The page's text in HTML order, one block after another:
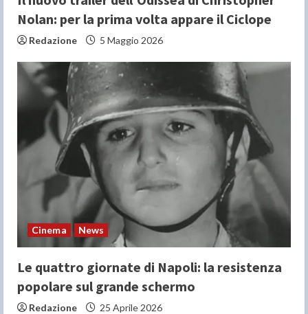
Nolan: per la prima volta appare il Ciclope
Redazione 5 Maggio 2026
Cinema News
Le quattro giornate di Napoli: la resistenza
popolare sul grande schermo
Redazione 25 Aprile 2026